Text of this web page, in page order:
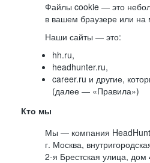
Файлы cookie — это
в вашем браузере или на
Наши сайты — это:
hh.ru,
headhunter.ru,
career.ru и другие,
(далее — «Правила»)
Кто мы
Мы — компания
г. Москва,
2-я Брестская улица,